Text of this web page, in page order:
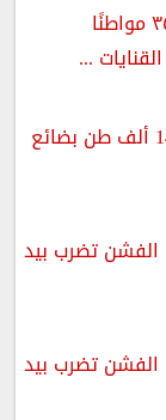
تقديم الخدمة الطبية لـ ٣٥٩٧ مواطنًا
...
موانئ البحر الأحمر: تداول 14 ألف طن بضائع
الفشن تضرب بيد
الفشن تضرب بيد